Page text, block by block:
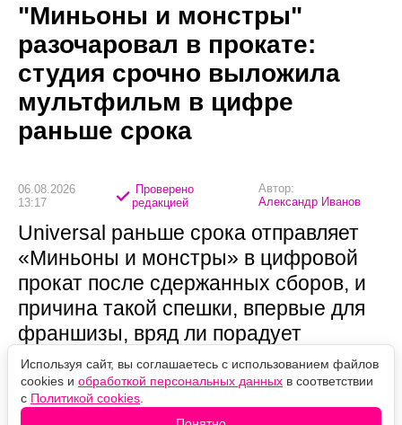
"Миньоны и монстры"
разочаровал в прокате:
студия срочно выложила
мультфильм в цифре
раньше срока
06.08.2026
13:17
Проверено
редакцией
Автор:
Александр Иванов
Universal раньше срока отправляет
«Миньоны и монстры» в цифровой
прокат после сдержанных сборов, и
причина такой спешки, впервые для
франшизы, вряд ли порадует
преданных фанатов.
Используя сайт, вы соглашаетесь с использованием файлов
cookies и обработкой персональных данных в соответствии
с Политикой cookies